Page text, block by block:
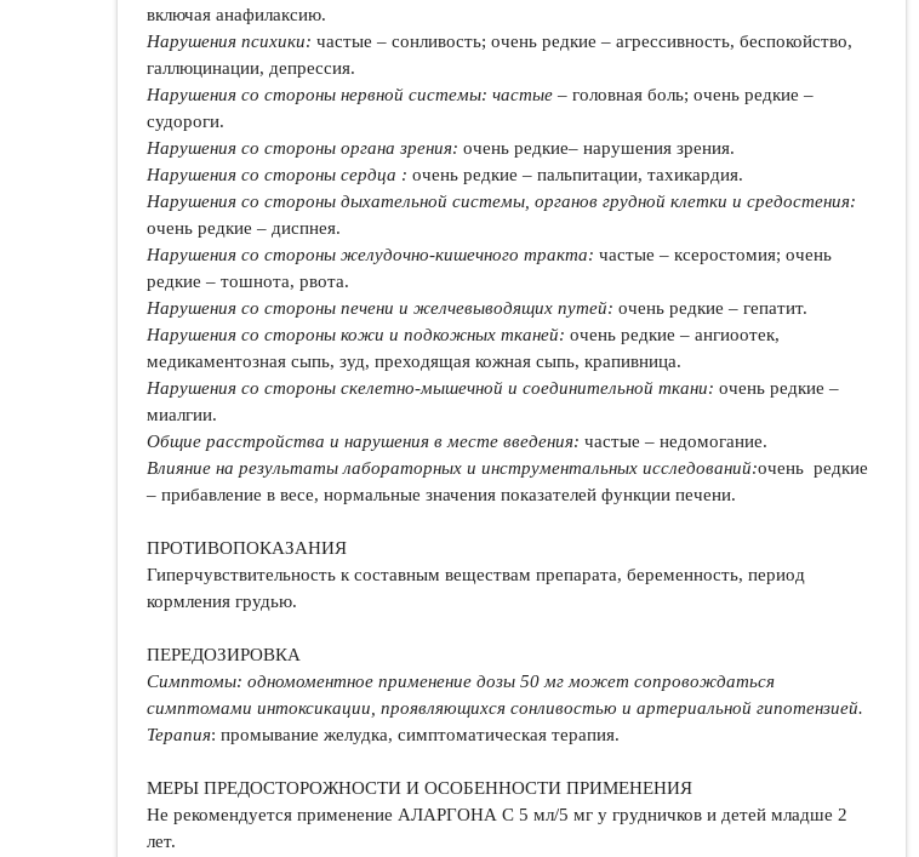
включая анафилаксию.
Нарушения психики:частые – сонливость; очень редкие – агрессивность, беспокойство,
галлюцинации, депрессия.
Нарушения со стороны нервной системы: частые – головная боль; очень редкие –
судороги.
Нарушения со стороны органа зрения: очень редкие– нарушения зрения.
Нарушения со стороны сердца : очень редкие – пальпитации, тахикардия.
Нарушения со стороны дыхательной системы, органов грудной клетки и средостения:
очень редкие – диспнея.
Нарушения со стороны желудочно-кишечного тракта: частые – ксеростомия; очень
редкие – тошнота, рвота.
Нарушения со стороны печени и желчевыводящих путей: очень редкие – гепатит.
Нарушения со стороны кожи и подкожных тканей: очень редкие – ангиоотек,
медикаментозная сыпь, зуд, преходящая кожная сыпь, крапивница.
Нарушения со стороны скелетно-мышечной и соединительной ткани: очень редкие –
миалгии.
Общие расстройства и нарушения в месте введения: частые – недомогание.
Влияние на результаты лабораторных и инструментальных исследований:очень редкие
– прибавление в весе, нормальные значения показателей функции печени.
ПРОТИВОПОКАЗАНИЯ
Гиперчувствительность к составным веществам препарата, беременность, период
кормления грудью.
ПЕРЕДОЗИРОВКА
Симптомы: одномоментное применение дозы 50 мг может сопровождаться
симптомами интоксикации, проявляющихся сонливостью и артериальной гипотензией.
Терапия: промывание желудка, симптоматическая терапия.
МЕРЫ ПРЕДОСТОРОЖНОСТИ И ОСОБЕННОСТИ ПРИМЕНЕНИЯ
Не рекомендуется применение АЛАРГОНА С 5 мл/5 мг у грудничков и детей младше 2
лет.